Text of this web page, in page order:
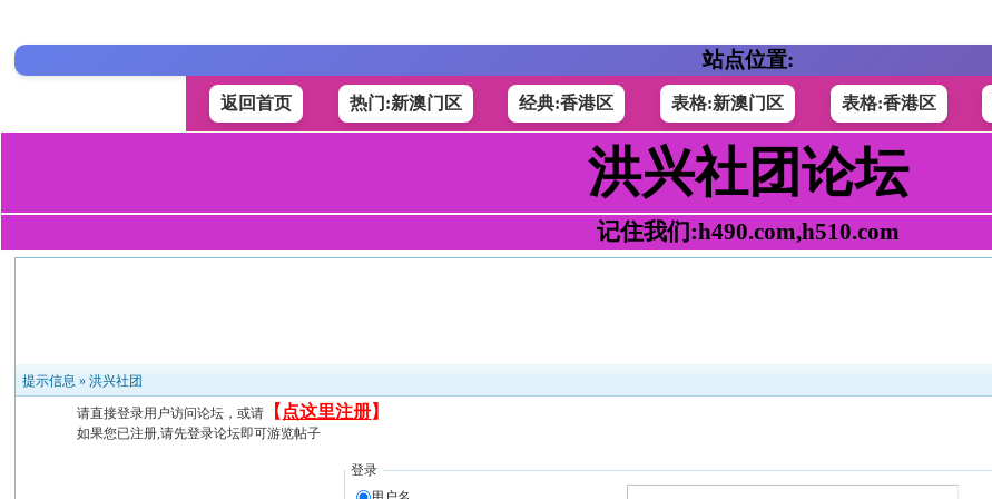
站点位置:
返回首页 热门:新澳门区 经典:香港区 表格:新澳门区 表格:香港区
洪兴社团论坛
记住我们:h490.com,h510.com
提示信息 »洪兴社团
请直接登录用户访问论坛，或请 【 点这里注册】
如果您已注册,请先登录论坛即可游览帖子
登录